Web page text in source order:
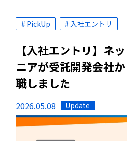
# PickUp # 入社エントリ
【入社エントリ】ネ
ニアが受託開発会社
職しました
2026.05.08 Update